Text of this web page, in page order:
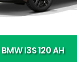
BMW I3S 120 AH